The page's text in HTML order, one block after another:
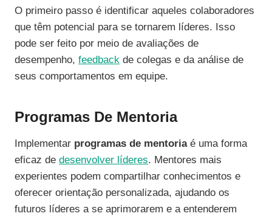
O primeiro passo é identificar aqueles colaboradores
que têm potencial para se tornarem líderes. Isso
pode ser feito por meio de avaliações de
desempenho, feedback de colegas e da análise de
seus comportamentos em equipe.
Programas De Mentoria
Implementar programas de mentoriaé uma forma
eficaz de desenvolver líderes. Mentores mais
experientes podem compartilhar conhecimentos e
oferecer orientação personalizada, ajudando os
futuros líderes a se aprimorarem e a entenderem